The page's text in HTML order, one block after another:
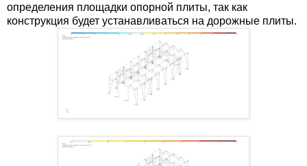
определения площадки опорной плиты, так как
конструкция будет устанавливаться на дорожные плиты.